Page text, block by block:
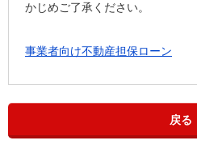
かじめご了承ください。
事業者向け不動産担保ローン
戻る